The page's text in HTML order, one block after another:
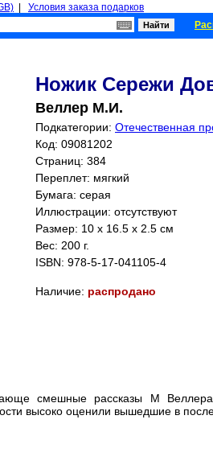
Условия заказа подарков
Ножик Сережи
Веллер М.И.
Подкатегории: Отечественная
Код: 09081202
Страниц: 384
Переплет: мягкий
Бумага: серая
Иллюстрации: отсутствуют
Размер: 10 x 16.5 x 2.5 см
Вес: 200 г.
ISBN: 978-5-17-041105-4
Наличие: распродано
смешные рассказы М
высоко оценили вышедшие в